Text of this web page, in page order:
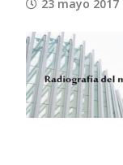
23 mayo 2017